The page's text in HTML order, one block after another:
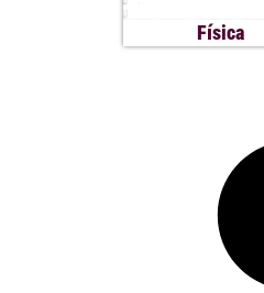
Física